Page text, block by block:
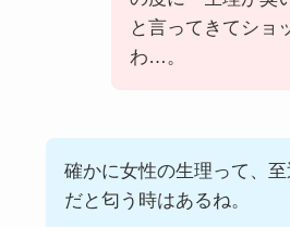
と言ってきてショ
わ…。
確かに女性の生理って、
だと匂う時はあるね。